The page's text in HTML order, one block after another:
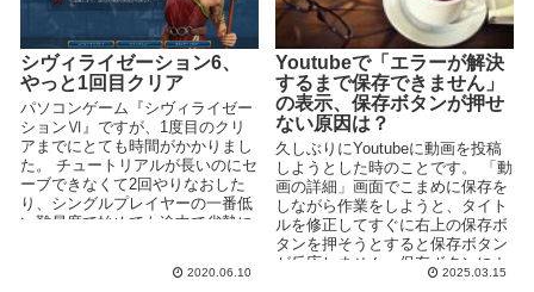
シヴィライゼーション6、
やっと1回目クリア
パソコンゲーム『シヴィライゼー
ションⅥ』ですが、1度目のクリ
アまでにとても時間がかかりまし
た。 チュートリアルが長いのにセ
ーブできなくて2回やりなおした
り、シングルプレイヤーの一番低
い難易度で始めても途中で劣勢に
2020.06.10
Youtubeで「エラーが解決
するまで保存できません」
の表示、保存ボタンが押せ
ない原因は？
久しぶりにYoutubeに動画を投稿
しようとした時のことです。 「動
画の詳細」画面でこまめに保存を
しながら作業をしようと、タイト
ルを修正してすぐに右上の保存ボ
タンを押そうとすると保存ボタン
が反応しません。保存ボタンにカ
ーソルを合わせると「...
2025.03.15